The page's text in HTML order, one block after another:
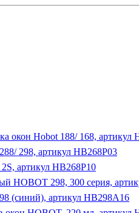
окон Hobot 188/ 168, артикул
298, артикул HB268P03
артикул HB268P10
HOBOT 298, 300 серия,
(синий), артикул HB298A16